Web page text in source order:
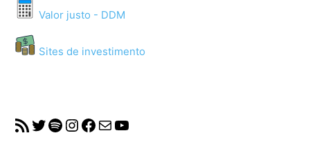
Valor justo - DDM
Sites de investimento
RSS FeedTwitter
Spotify
Instagram
Facebook
MailYouTube